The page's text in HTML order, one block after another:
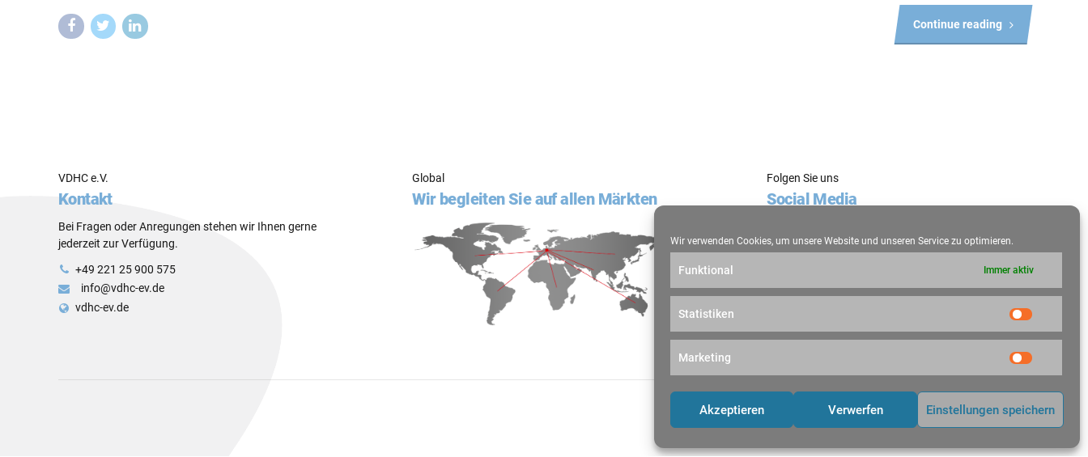
Wir verwenden Cookies, um unsere Website und unseren Service zu optimieren.
Funktional Immer aktiv
Statistiken
Marketing
Akzeptieren Verwerfen Einstellungen speichern
Continue reading
VDHC e.V.
Kontakt
Bei Fragen oder Anregungen stehen wir Ihnen gerne
jederzeit zur Verfügung.
+49 221 25 900 575
info@vdhc-ev.de
vdhc-ev.de
Global
Wir begleiten Sie auf allen Märkten
Folgen Sie uns
Social Media
erhalten Sie alle News.